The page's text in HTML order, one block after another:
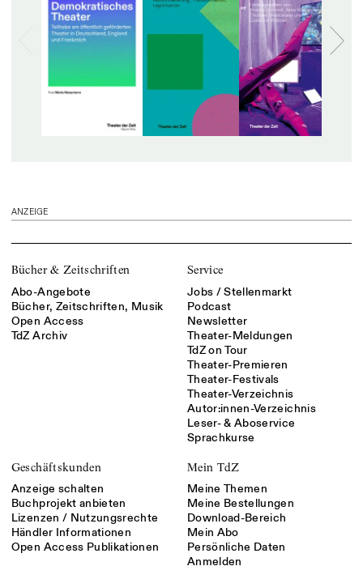
ANZEIGE
Bücher & Zeitschriften
Abo-Angebote
Bücher, Zeitschriften, Musik
Open Access
TdZ Archiv
Service
Jobs / Stellenmarkt
Podcast
Newsletter
Theater-Meldungen
TdZ on Tour
Theater-Premieren
Theater-Festivals
Theater-Verzeichnis
Autor:innen-Verzeichnis
Leser- & Aboservice
Sprachkurse
Geschäftskunden
Anzeige schalten
Buchprojekt anbieten
Lizenzen / Nutzungsrechte
Händler Informationen
Open Access Publikationen
Mein TdZ
Meine Themen
Meine Bestellungen
Download-Bereich
Mein Abo
Persönliche Daten
Anmelden